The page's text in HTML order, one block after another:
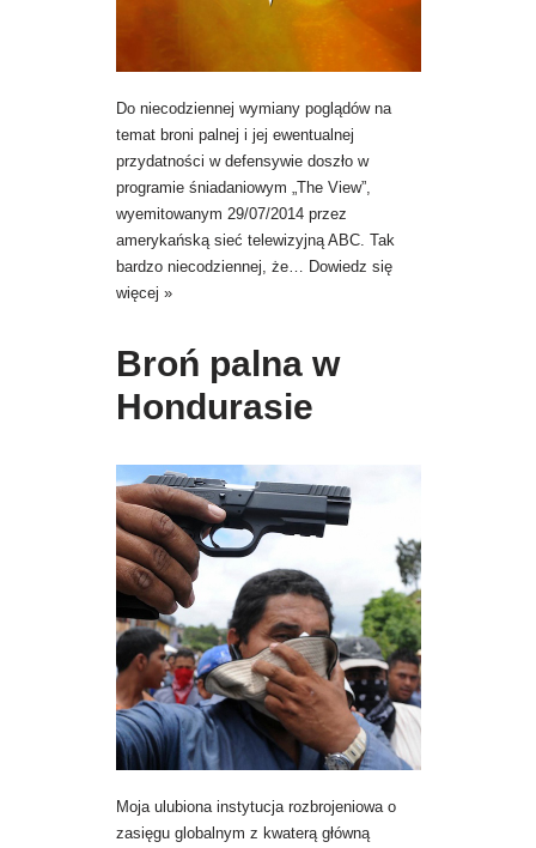
Do niecodziennej wymiany poglądów na
temat broni palnej i jej ewentualnej
przydatności w defensywie doszło w
programie śniadaniowym „The View”,
wyemitowanym 29/07/2014 przez
amerykańską sieć telewizyjną ABC. Tak
bardzo niecodziennej, że…
Dowiedz się
więcej »
Broń palna w
Hondurasie
Moja ulubiona instytucja rozbrojeniowa o
zasięgu globalnym z kwaterą główną